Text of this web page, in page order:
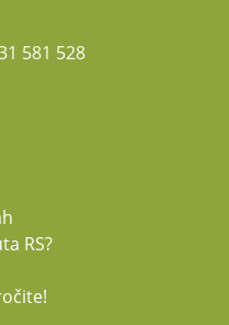
581 528
RS?